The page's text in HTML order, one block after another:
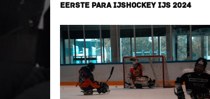
EERSTE PARA IJSHOCKEY IJS 2024